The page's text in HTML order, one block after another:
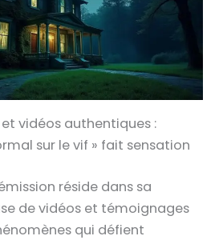
vidéos authentiques :
sur le vif » fait sensation
réside dans sa
de vidéos et témoignages
qui défient